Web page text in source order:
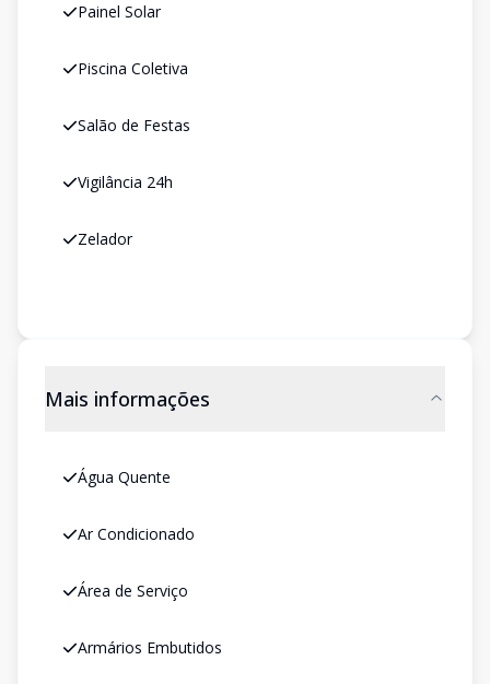
Painel Solar
Piscina Coletiva
Salão de Festas
Vigilância 24h
Zelador
Mais informações
Água Quente
Ar Condicionado
Área de Serviço
Armários Embutidos